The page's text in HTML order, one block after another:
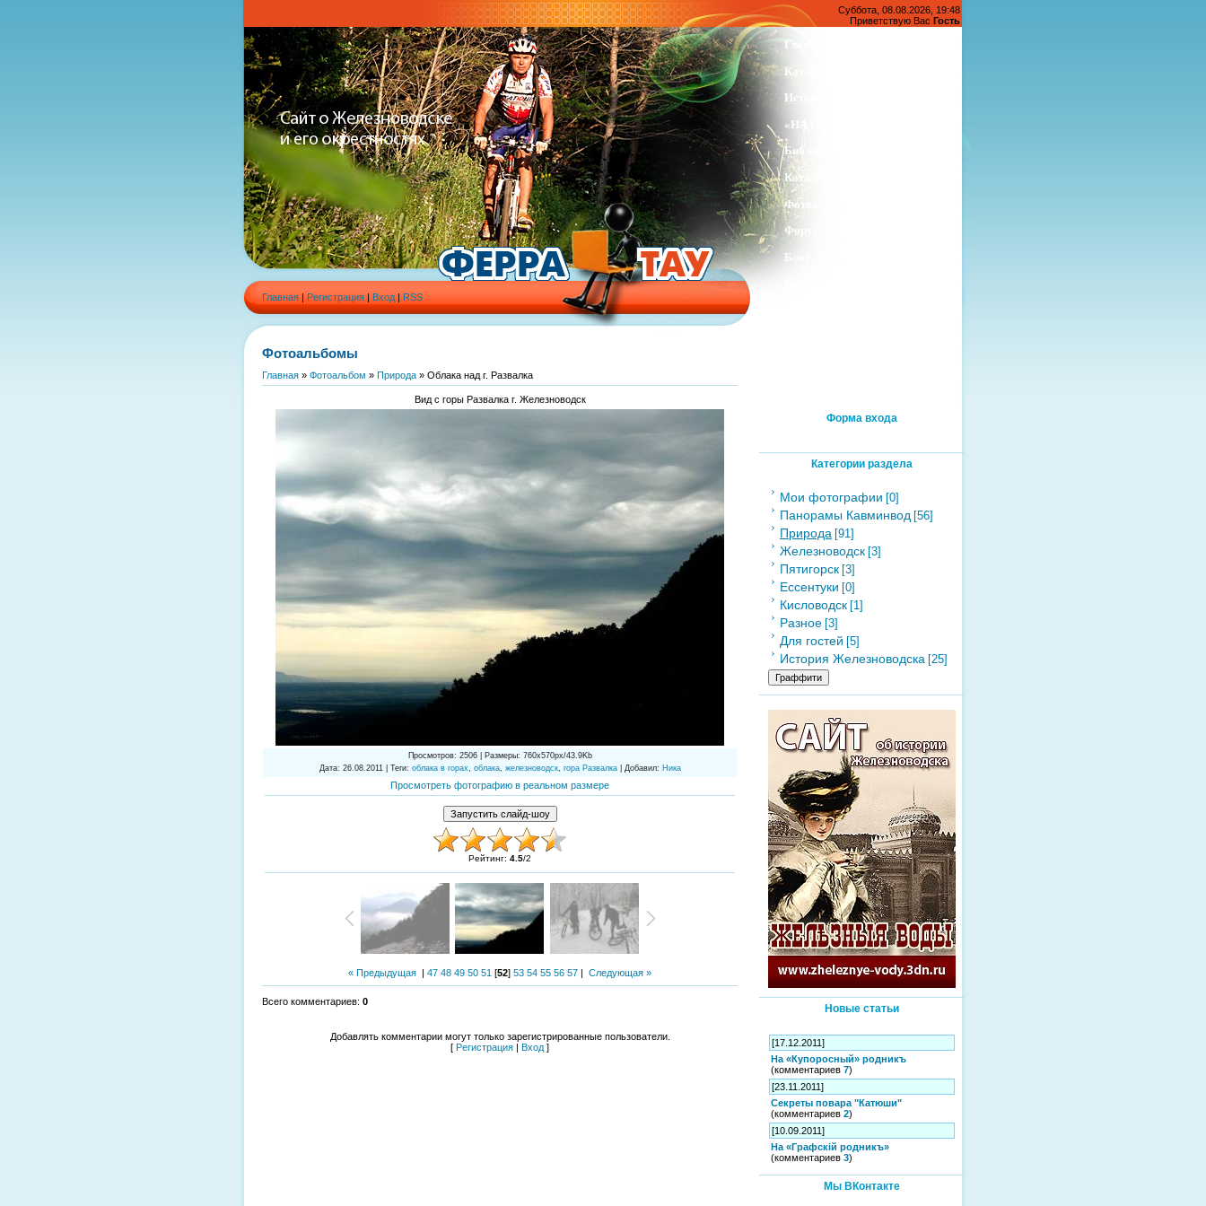
Главная | Регистрация | Вход | RSS
Фотоальбомы
Главная » Фотоальбом » Природа » Облака над г. Развалка
Вид с горы Развалка г. Железноводск
Просмотров: 2506 | Размеры: 760x570px/43.9Kb
Дата: 26.08.2011 | Теги: облака в горах облака, железноводск, гора Развалка| Добавил: Ника
Просмотреть фотографию в реальном размере
Рейтинг: 4.5/2
« Предыдущая | 47 48 49 50 51 [52] 53 54 55 56 57 | Следующая »
Всего комментариев: 0
Добавлять комментарии могут только зарегистрированные пользователи.
[ Регистрация Вход]
Суббота, 08.08.2026, 19:48
Приветствую Вас Гость
Главная страница
Каталог статей
История Железноводска
«НА СВОИХ ДВОИХ»
Библиотека
Каталог файлов
Фотоальбомы
Форум
Блог
Форма входа
Категории раздела
Мои фотографии [0]
Панорамы Кавминвод [56]
Природа [91]
Железноводск [3]
Пятигорск [3]
Ессентуки [0]
Кисловодск [1]
Разное [3]
Для гостей [5]
История Железноводска [25]
Новые статьи
[17.12.2011]
На «Купоросный» родникъ
(комментариев 7)
[23.11.2011]
Секреты повара "Катюши"
(комментариев 2)
[10.09.2011]
На «Графскій родникъ»
(комментариев 3)
Мы ВКонтакте